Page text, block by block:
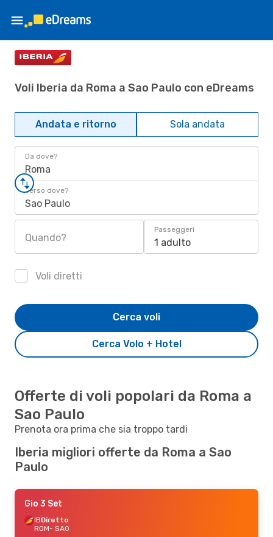
Voli Iberia da Roma a Sao Paulo con eDreams
Andata e ritorno Sola andata
Da dove?
Roma
Verso dove?
Sao Paulo
Quando?
Passeggeri
1 adulto
Voli diretti
Cerca Volo + Hotel
Cerca voli
Offerte di voli popolari da Roma a
Sao Paulo
Prenota ora prima che sia troppo tardi
Iberia migliori offerte da Roma a Sao
Paulo
Gio 3 Set
IBDiretto
ROM- SAO